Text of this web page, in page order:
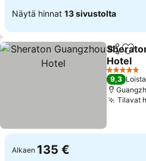
Näytä hinnat 13 sivustolta
Jaa
Hotel
5
9,3
Tilavat
Alkaen 135 €